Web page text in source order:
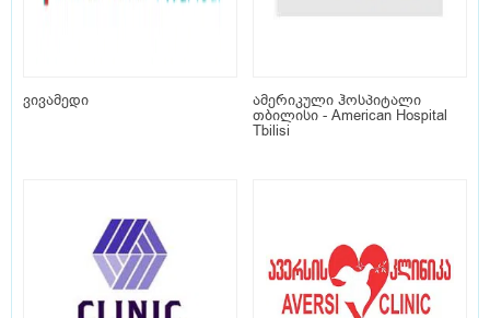
ვივამედი
ამერიკული ჰოსპიტალი
თბილისი - American Hospital
Tbilisi